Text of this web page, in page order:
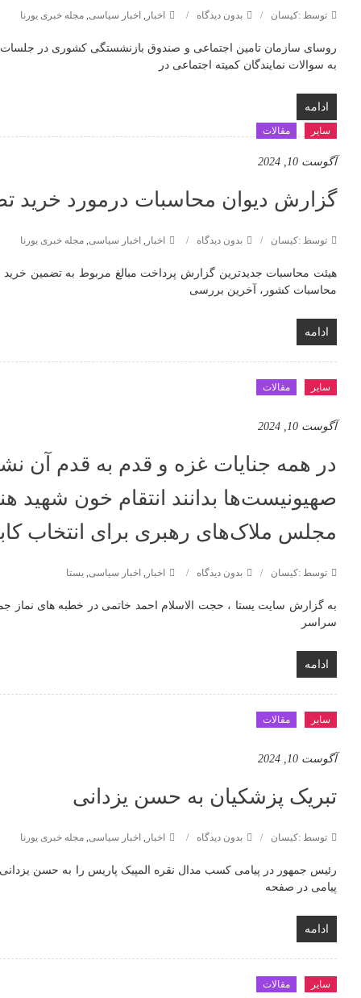
توسط :کیسان بدون دیدگاه اخبار , اخبار سیاسی, مجله خبری یورنا
روسای سازمان تامین اجتماعی و صندوق بازنشستگی کشوری در
به سوالات نمایندگان کمیته اجتماعی در
ادامه
سایر مقالات
آگوست 10, 2024
گزارش دیوان محاسبات درمورد خرید
توسط :کیسان بدون دیدگاه اخبار , اخبار سیاسی, مجله خبری یورنا
هیئت محاسبات جدیدترین گزارش پرداخت مبالغ مربوط به تضمین
محاسبات کشور، آخرین بررسی
ادامه
سایر مقالات
آگوست 10, 2024
در همه جنایات غزه و قدم به قدم آن
صهیونیست‌ها بدانند انتقام خون
مجلس ملاک‌های رهبری برای انتخاب
توسط :کیسان بدون دیدگاه اخبار , اخبار سیاسی, یستا
به گزارش سایت یستا ، حجت الاسلام احمد خاتمی در خطبه های نماز
سراسر
ادامه
سایر مقالات
آگوست 10, 2024
تبریک پزشکیان به حسن یزدانی
توسط :کیسان بدون دیدگاه اخبار , اخبار سیاسی, مجله خبری یورنا
رئیس جمهور در پیامی کسب مدال نقره المپیک پاریس را به حسن
پیامی در صفحه
ادامه
سایر مقالات